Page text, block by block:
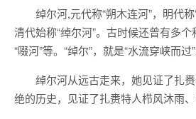
绰尔河,元代称“朔木连河”，明代称
清代始称“绰尔河”。古时候还曾有多个
“啜河”等。“绰尔”，就是“水流穿峡而过”
绰尔河从远古走来，她见证了扎
绝的历史，见证了扎赉特人栉风沐雨、